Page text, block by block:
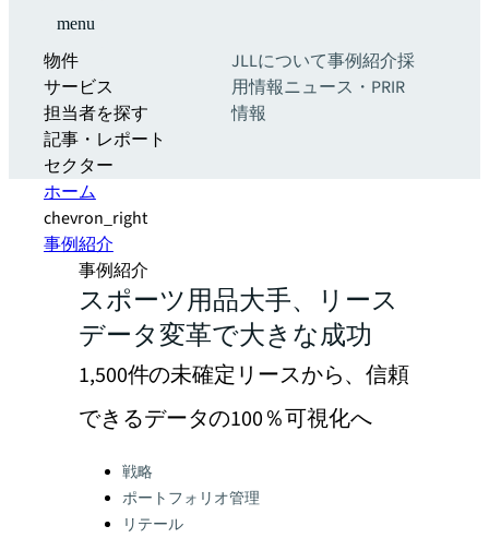
menu
物件
サービス
担当者を探す
記事・レポート
セクター
JLLについて事例紹介採
用情報ニュース・PRIR
情報
ホーム
chevron_right
事例紹介
事例紹介
スポーツ用品大手、リース
データ変革で大きな成功
1,500件の未確定リースから、信頼
できるデータの100％可視化へ
Categories:
戦略
ポートフォリオ管理
リテール